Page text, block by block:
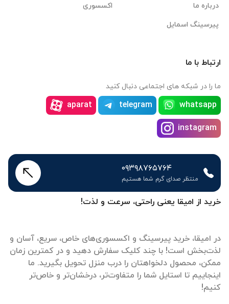
خرید از امیقا یعنی راحتی، سرعت و لذت!
در امیقا، خرید پیرسینگ و اکسسوری‌های خاص، سریع، آسان و
لذت‌بخش است! با چند کلیک سفارش دهید و در کمترین زمان
ممکن، محصول دلخواهتان را درب منزل تحویل بگیرید. ما
اینجاییم تا استایل شما را متفاوت‌تر، درخشان‌تر و خاص‌تر
درباره ما
پیرسینگ اسمایل
اکسسوری
ارتباط با ما
ما را در شبکه های اجتماعی دنبال کنید
whatsapp
telegram
aparat
instagram
۰۹۳۹۸۷۶۵۷۶۴
منتظر صدای گرم شما هستیم